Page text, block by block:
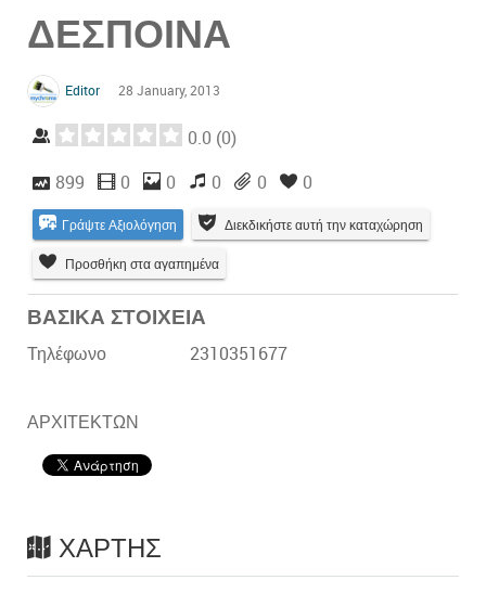
ΔΕΣΠΟΙΝΑ
Editor 28 January, 2013
0.0 (0)
899 0 0 0 0 0
Γράψτε Αξιολόγηση Διεκδικήστε αυτή την καταχώρηση
Προσθήκη στα αγαπημένα
ΒΑΣΙΚΑ ΣΤΟΙΧΕΙΑ
Τηλέφωνο 2310351677
ΑΡΧΙΤΕΚΤΩΝ
ΧΆΡΤΗΣ